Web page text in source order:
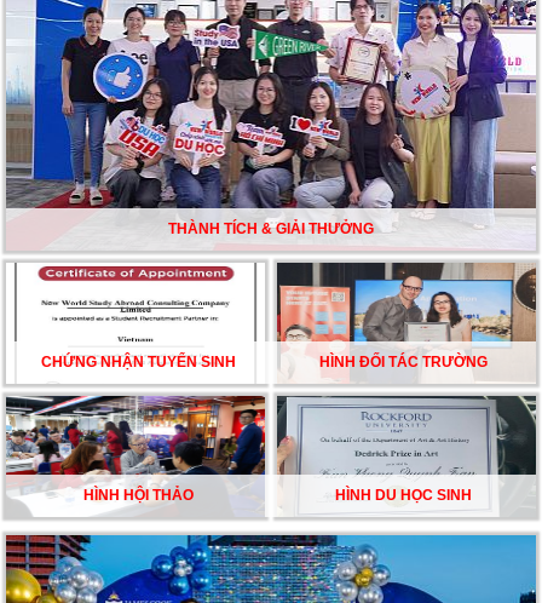
TƯ VẤN DU HỌC TOÀN DIỆN – BƯỚC ĐỆM VỮNG
CHẮC TỪ NEW WORLD EDUCATION
DU HỌC ÚC DẦN TRỞ THÀNH LỰA CHỌN HÀNG
ĐẦU CỦA DU HỌC SINH NĂM 2026 – VÀ TẤT CẢ
ĐỀU CÓ LÝ DO!!
CHẠM GIẤC MƠ DU HỌC MỸ – BẮT ĐẦU TỪ NGÀY
HỘI GHI DANH & SĂN HỌC BỔNG KỲ SPRING 2026
THÀNH TÍCH & GIẢI THƯỞNG
CHỨNG NHẬN TUYỂN SINH HÌNH ĐỐI TÁC TRƯỜNG
HÌNH HỘI THẢO HÌNH DU HỌC SINH